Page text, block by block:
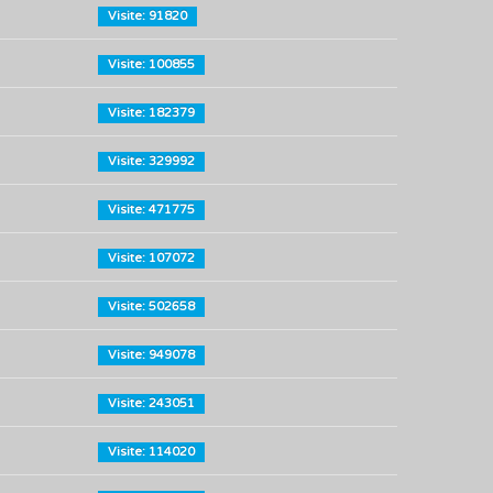
Visite: 91820
Visite: 100855
Visite: 182379
Visite: 329992
Visite: 471775
Visite: 107072
Visite: 502658
Visite: 949078
Visite: 243051
Visite: 114020